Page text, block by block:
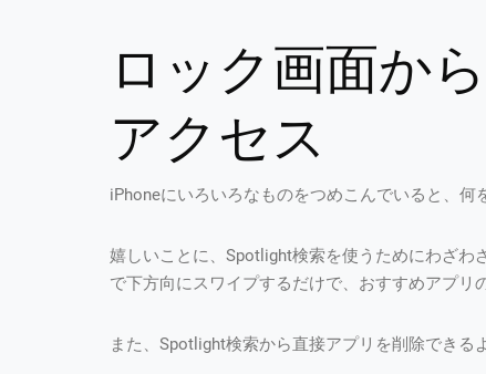
ロック画面か
アクセス
iPhoneにいろいろなものをつめこんでいると、何
嬉しいことに、Spotlight検索を使うためにわざわ
で下方向にスワイプするだけで、おすすめアプリ
また、Spotlight検索から直接アプリを削除できる